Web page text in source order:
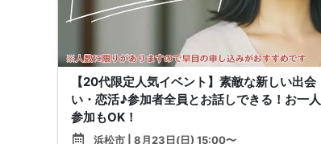
【20代限定人気イベント】素敵な新しい出会
い・恋活♪参加者全員とお話しできる！お一人
参加もOK！
浜松市 | 8月23日(日) 15:00〜